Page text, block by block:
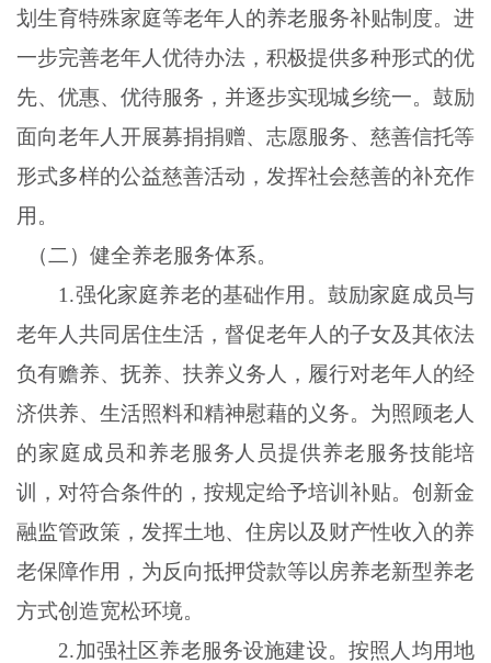
划生育特殊家庭等老年人的养老服务补贴制度。进
一步完善老年人优待办法，积极提供多种形式的优
先、优惠、优待服务，并逐步实现城乡统一。鼓励
面向老年人开展募捐捐赠、志愿服务、慈善信托等
形式多样的公益慈善活动，发挥社会慈善的补充作
用。
（二）健全养老服务体系。
1.强化家庭养老的基础作用。鼓励家庭成员与
老年人共同居住生活，督促老年人的子女及其依法
负有赡养、抚养、扶养义务人，履行对老年人的经
济供养、生活照料和精神慰藉的义务。为照顾老人
的家庭成员和养老服务人员提供养老服务技能培
训，对符合条件的，按规定给予培训补贴。创新金
融监管政策，发挥土地、住房以及财产性收入的养
老保障作用，为反向抵押贷款等以房养老新型养老
方式创造宽松环境。
2.加强社区养老服务设施建设。按照人均用地